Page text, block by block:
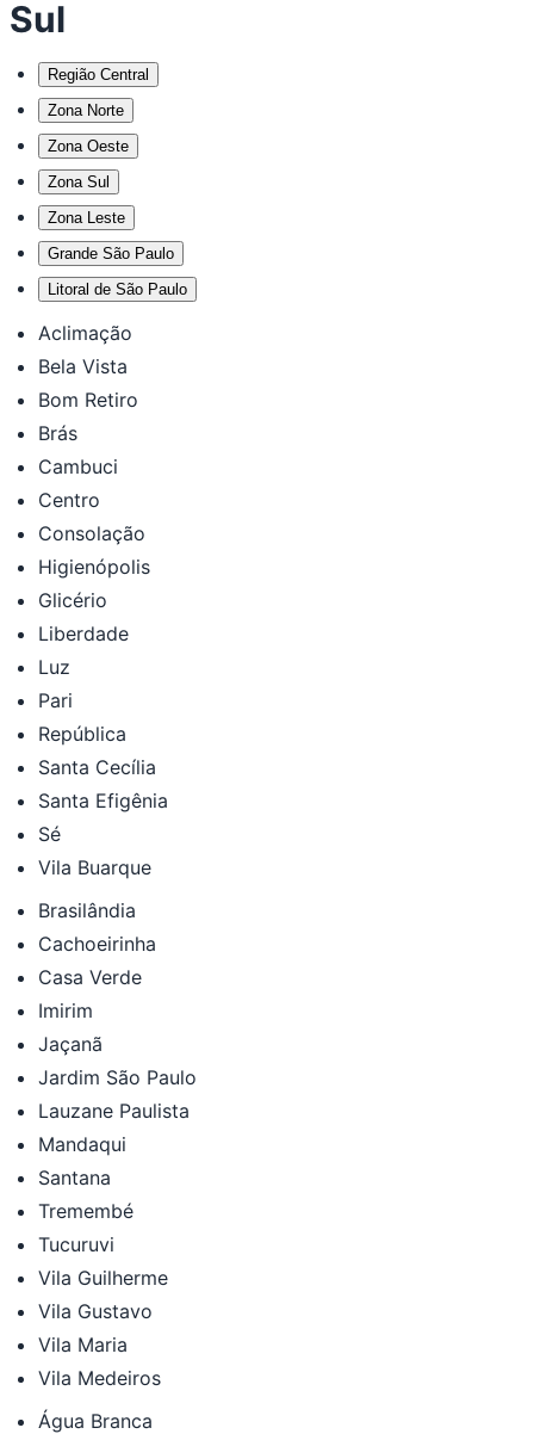
Sul
Região Central
Zona Norte
Zona Oeste
Zona Sul
Zona Leste
Grande São Paulo
Litoral de São Paulo
Aclimação
Bela Vista
Bom Retiro
Brás
Cambuci
Centro
Consolação
Higienópolis
Glicério
Liberdade
Luz
Pari
República
Santa Cecília
Santa Efigênia
Sé
Vila Buarque
Brasilândia
Cachoeirinha
Casa Verde
Imirim
Jaçanã
Jardim São Paulo
Lauzane Paulista
Mandaqui
Santana
Tremembé
Tucuruvi
Vila Guilherme
Vila Gustavo
Vila Maria
Vila Medeiros
Água Branca